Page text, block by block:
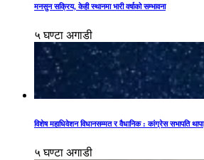
मनसुन सक्रिय, केही स्थानमा भारी वर्षाको सम्भावना
५ घण्टा अगाडी
विशेष महाधिवेशन विधानसम्मत र वैधानिक : कांग्रेस सभापति थापा
५ घण्टा अगाडी